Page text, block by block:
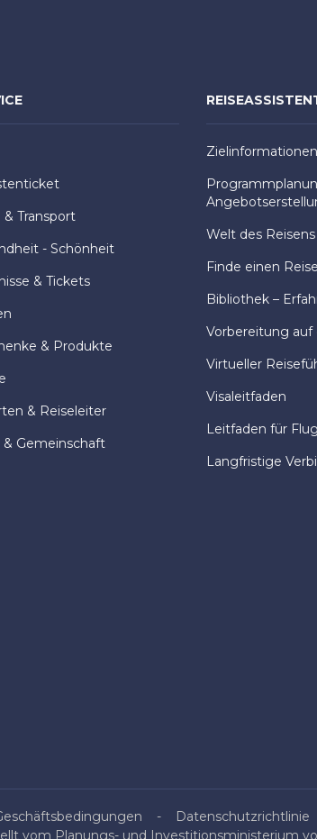
& Transport
- Schönheit
& Tickets
& Produkte
& Reiseleiter
& Gemeinschaft
Zielinformationen
Welt des Reisens
Finde einen
Bibliothek –
Vorbereitung auf
Virtueller
Visaleitfaden
Leitfaden für
Langfristige
Datenschutzrichtlinie
vom Planungs- und Investitionsministerium